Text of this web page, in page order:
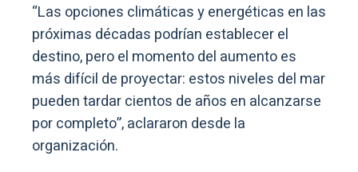
“Las opciones climáticas y energéticas en las
próximas décadas podrían establecer el
destino, pero el momento del aumento es
más difícil de proyectar: estos niveles del mar
pueden tardar cientos de años en alcanzarse
por completo”, aclararon desde la
organización.